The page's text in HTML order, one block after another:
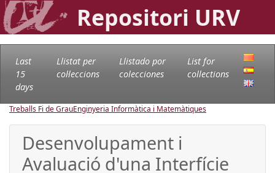
Repositori URV
Last
15
days
Llistat per
col·leccions
Llistado por
colecciones
List for
collections
Treballs Fi de GrauEnginyeria Informàtica i Matemàtiques
Desenvolupament i
Avaluació d'una Interfície